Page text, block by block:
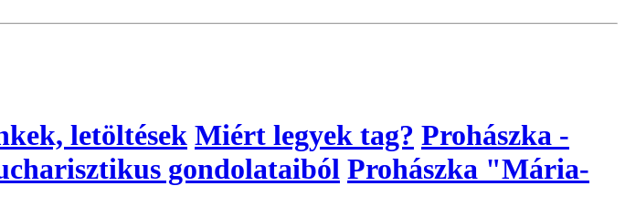
letöltések Miért legyek tag? Prohászka -
gondolataiból Prohászka "Mária-